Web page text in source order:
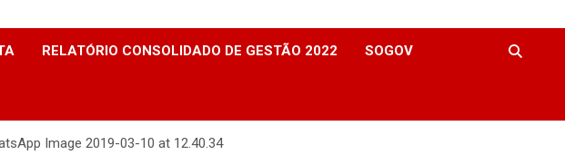
RELATÓRIO CONSOLIDADO DE GESTÃO 2022 SOGOV
Image 2019-03-10 at 12.40.34